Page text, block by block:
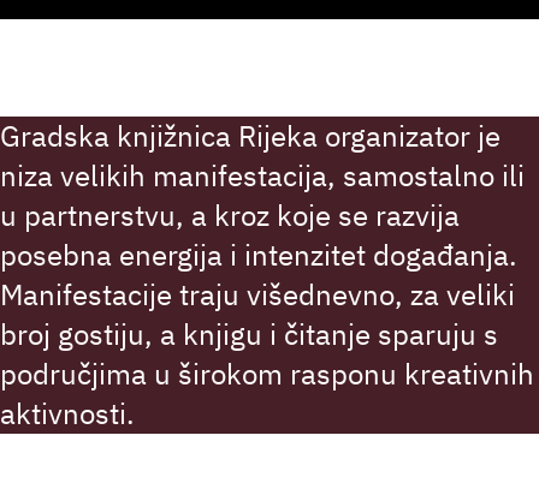
Gradska knjižnica Rijeka organizator je
niza velikih manifestacija, samostalno ili
u partnerstvu, a kroz koje se razvija
posebna energija i intenzitet događanja.
Manifestacije traju višednevno, za veliki
broj gostiju, a knjigu i čitanje sparuju s
područjima u širokom rasponu kreativnih
aktivnosti.